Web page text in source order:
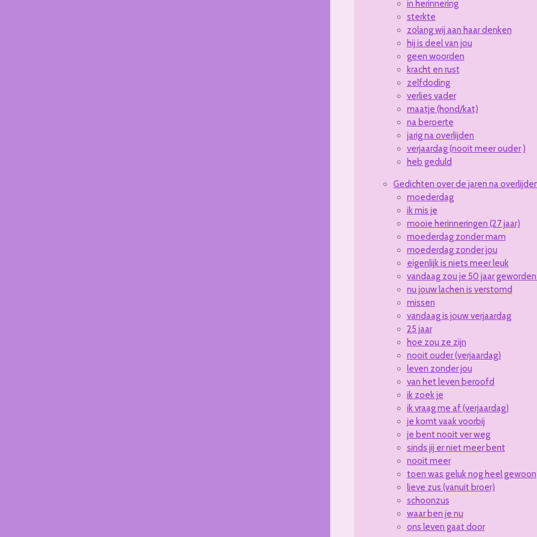
in herinnering
sterkte
zolang wij aan haar denken
hij is deel van jou
geen woorden
kracht en rust
zelfdoding
verlies vader
maatje (hond/kat)
na beroerte
jarig na overlijden
verjaardag (nooit meer ouder )
heb geduld
Gedichten over de jaren na
moederdag
ik mis je
mooie herinneringen (27 jaar)
moederdag zonder mam
moederdag zonder jou
eigenlijk is niets meer leuk
vandaag zou je 50 jaar
nu jouw lachen is verstomd
missen
vandaag is jouw verjaardag
25 jaar
hoe zou ze zijn
nooit ouder (verjaardag)
leven zonder jou
van het leven beroofd
ik zoek je
ik vraag me af (verjaardag)
je komt vaak voorbij
je bent nooit ver weg
sinds jij er niet meer bent
nooit meer
toen was geluk nog heel gewoon
lieve zus (vanuit broer)
schoonzus
waar ben je nu
ons leven gaat door